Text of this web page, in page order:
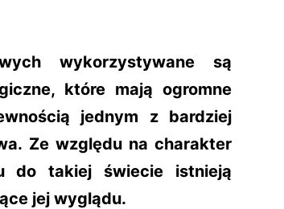
wykorzystywane są
które mają ogromne
jednym z bardziej
Ze względu na charakter
do takiej świecie istnieją
jej wyglądu.